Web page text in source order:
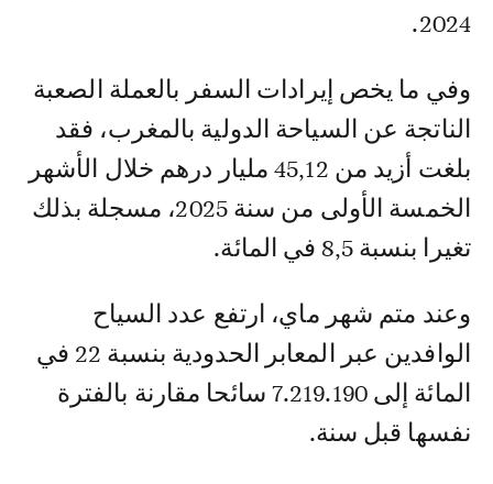
2024.
وفي ما يخص إيرادات السفر بالعملة الصعبة
الناتجة عن السياحة الدولية بالمغرب، فقد
بلغت أزيد من 45,12 مليار درهم خلال الأشهر
الخمسة الأولى من سنة 2025، مسجلة بذلك
تغيرا بنسبة 8,5 في المائة.
وعند متم شهر ماي، ارتفع عدد السياح
الوافدين عبر المعابر الحدودية بنسبة 22 في
المائة إلى 7.219.190 سائحا مقارنة بالفترة
نفسها قبل سنة.